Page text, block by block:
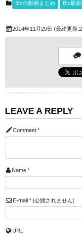
B'zの動画まとめ B'z最
2014年11月29日 (最終更新
LEAVE A REPLY
Comment *
Name *
E-mail *(公開されません)
URL